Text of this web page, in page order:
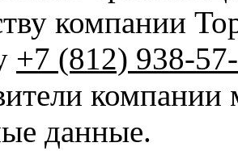
компании
+7 (812) 938-
данные.